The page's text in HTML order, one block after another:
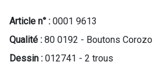
Article n° : 0001 9613
Qualité : 80 0192 - Boutons Corozo
Dessin : 012741 - 2 trous